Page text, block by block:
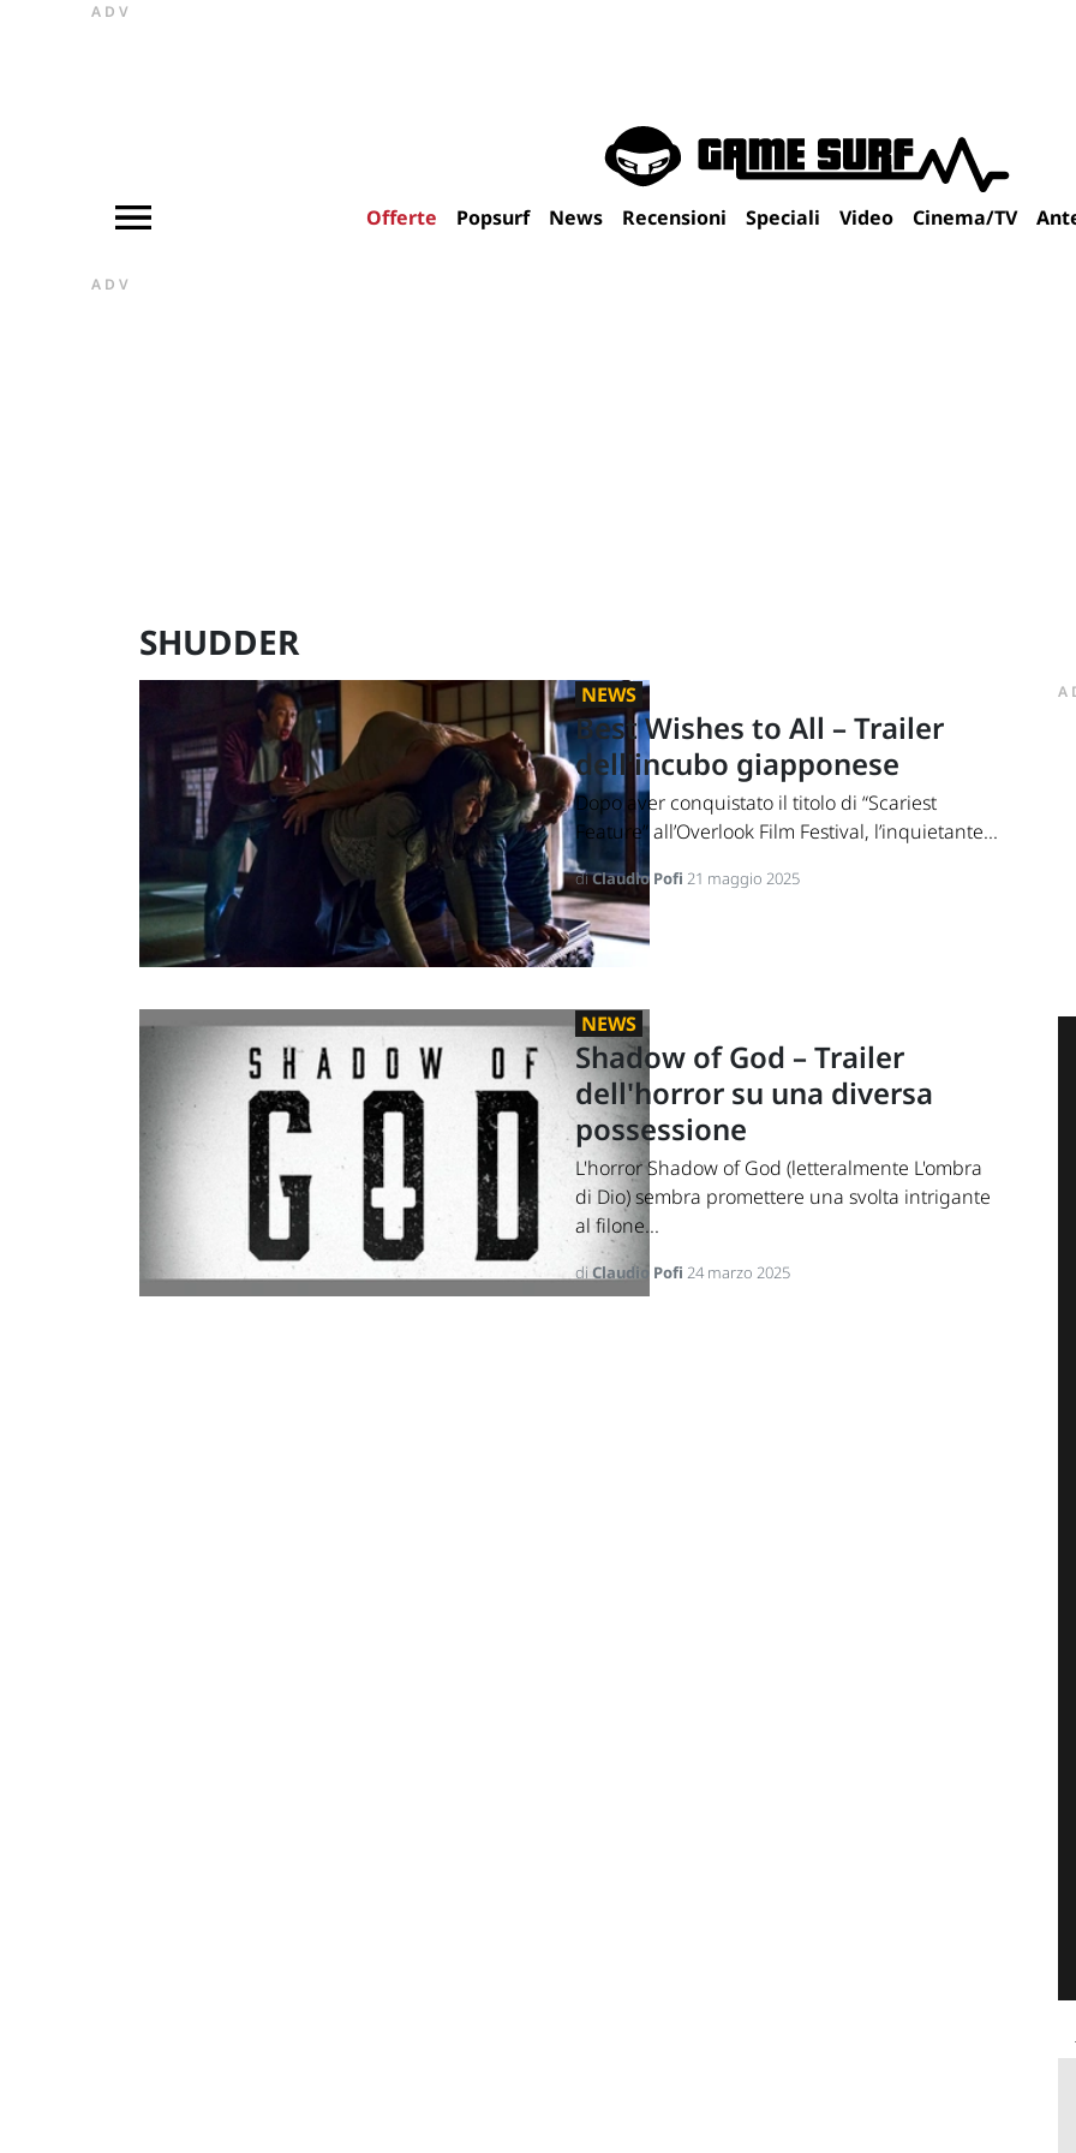
ADV
Offerte Popsurf News Recensioni Speciali Video Cinema/TV
ADV
SHUDDER
NEWS
Best Wishes to All – Trailer
dell'incubo giapponese
Dopo aver conquistato il titolo di “Scariest
Feature” all’Overlook Film Festival, l’inquietante...
diClaudio Pofi 21 maggio 2025
NEWS
Shadow of God – Trailer
dell'horror su una diversa
possessione
L'horror Shadow of God (letteralmente L'ombra
di Dio) sembra promettere una svolta intrigante
al filone...
di Claudio Pofi 24 marzo 2025